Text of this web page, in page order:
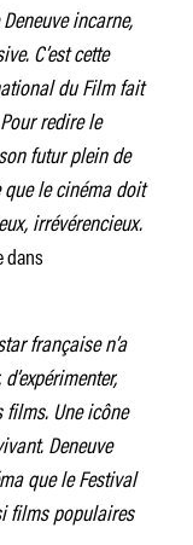
incarne,
C’est cette
du Film fait
redire le
futur plein de
que le cinéma doit
irrévérencieux.
dans
française n’a
films. Une icône
Deneuve
que le Festival
films populaires